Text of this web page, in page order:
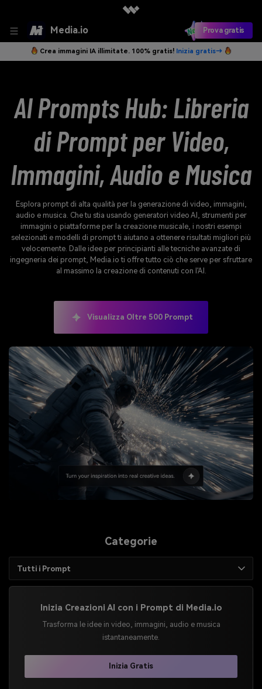
Media.io Prova gratis
Crea immagini IA illimitate. 100% gratis! Inizia gratis→
AI Prompts Hub: Libreria
di Prompt per Video,
Immagini, Audio e Musica
Esplora prompt di alta qualità per la generazione di video, immagini,
audio e musica. Che tu stia usando generatori video AI, strumenti per
immagini o piattaforme per la creazione musicale, i nostri esempi
selezionati e modelli di prompt ti aiutano a ottenere risultati migliori più
velocemente. Dalle idee per principianti alle tecniche avanzate di
ingegneria dei prompt, Media.io ti offre tutto ciò che serve per sfruttare
al massimo la creazione di contenuti con l'AI.
Visualizza Oltre 500 Prompt
Categorie
Tutti i Prompt
Prompt Immagine
Inizia Creazioni AI con i Prompt di Media.io
Trasforma le idee in video, immagini, audio e musica
istantaneamente.
Inizia Gratis